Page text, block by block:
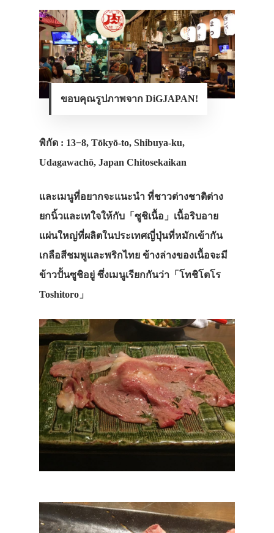
ขอบคุณรูปภาพจาก DiGJAPAN!
พิกัด : 13−8, Tōkyō-to, Shibuya-ku,
Udagawachō, Japan Chitosekaikan
และเมนูที่อยากจะแนะนำ ที่ชาวต่างชาติต่าง
ยกนิ้วและเทใจให้กับ 「ซูชิเนื้อ」 เนื้อริบอาย
แผ่นใหญ่ที่ผลิตในประเทศญี่ปุ่นที่หมักเข้ากัน
เกลือสีชมพูและพริกไทย ข้างล่างของเนื้อจะมี
ข้าวปั้นซูชิอยู่ ซึ่งเมนูเรียกกันว่า 「โทชิโตโร
Toshitoro」